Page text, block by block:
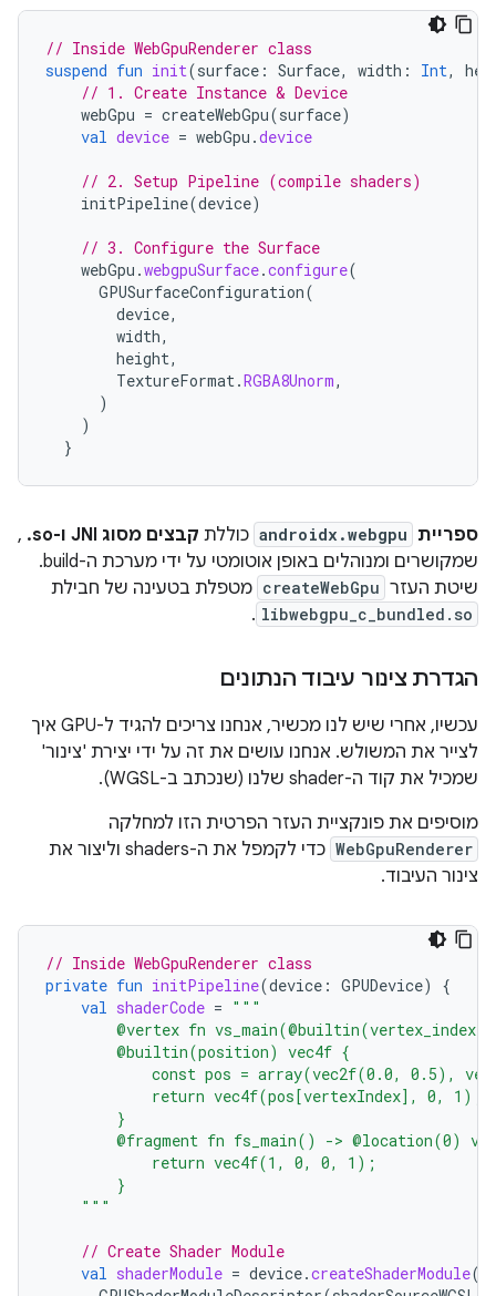
// Inside WebGpuRenderer class
suspend fun init(surface : Surface, width : Int,
// 1. Create Instance & Device
webGpu = createWebGpu(surface)
val device = webGpu .device
// 2. Setup Pipeline (compile shaders)
initPipeline(device)
// 3. Configure the Surface
webGpu .webgpuSurface.configure(
GPUSurfaceConfiguration(
device,
width,
height,
TextureFormat.RGBA8Unorm,
)
)
}
ספריית androidx.webgpu כוללת קבצים מסוג JNI ו-‎ .so
,
שמקושרים ומנוהלים באופן אוטומטי על ידי מערכת ה-build.
שיטת העזר createWebGpu מטפלת בטעינה של חבילת
libwebgpu_c_bundled.so
.
הגדרת צינור עיבוד הנתונים
עכשיו, אחרי שיש לנו מכשיר, אנחנו צריכים להגיד ל-GPU איך
לצייר את המשולש. אנחנו עושים את זה על ידי יצירת 'צינור'
שמכיל את קוד ה-shader שלנו (שנכתב ב-WGSL).
מוסיפים את פונקציית העזר הפרטית הזו למחלקה
WebGpuRenderer
כדי לקמפל את ה-shaders וליצור את
צינור העיבוד.
// Inside WebGpuRenderer class
private fun initPipeline(device : GPUDevice)
{
val shaderCode = """
@vertex fn vs_main(@builtin(vertex_index)
        @builtin(position) vec4f {
const pos = array(vec2f(0.0, 0.5),
            return vec4f(pos[vertexIndex], 0, 1);
        }
@fragment fn fs_main() -> @location(0)
            return vec4f(1, 0, 0, 1);
        }
    """
// Create Shader Module
val shaderModule = device.createShaderModule(